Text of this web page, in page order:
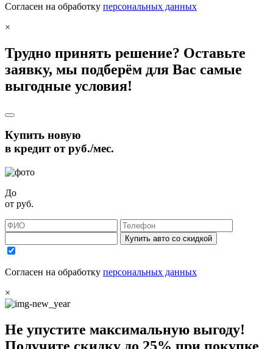
Согласен на обработку персональных данных
×
Трудно принять решение? Оставьте
заявку, мы подберём для Вас самые
выгодные условия!
Купить новую
в кредит отруб./мес.
До
от руб.
Купить авто со скидкой
Согласен на обработку персональных данных
×
Не упустите максимальную выгоду!